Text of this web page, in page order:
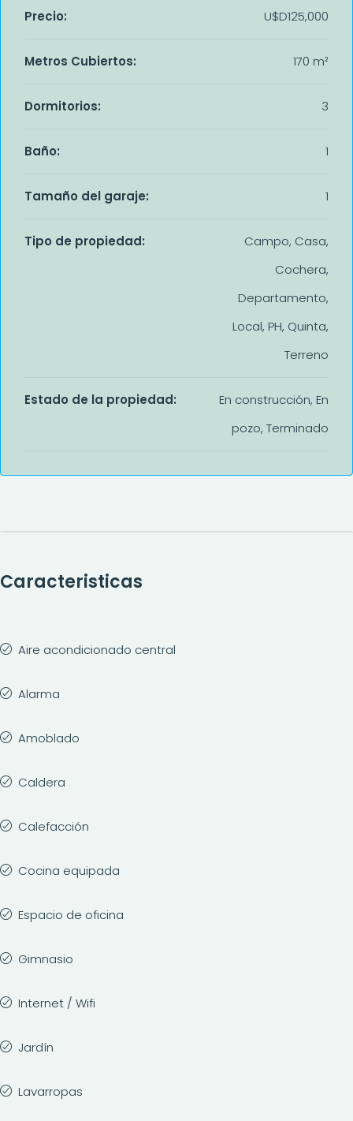
Precio: U$D125,000
Metros Cubiertos: 170 m²
Dormitorios: 3
Baño: 1
Tamaño del garaje: 1
Tipo de propiedad:
Campo, Casa,
Cochera,
Departamento,
Local, PH, Quinta,
Terreno
Estado de la propiedad:
En construcción, En
pozo, Terminado
Caracteristicas
Aire acondicionado central
Alarma
Amoblado
Caldera
Calefacción
Cocina equipada
Espacio de oficina
Gimnasio
Internet / Wifi
Jardín
Lavarropas